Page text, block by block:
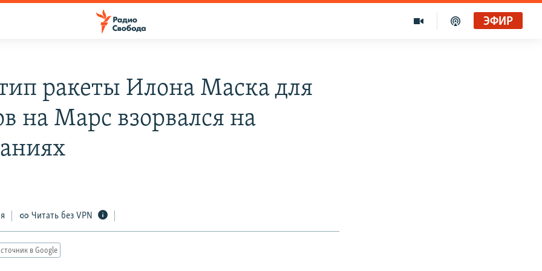
ЭФИР
ракеты Илона Маска для
на Марс взорвался на
Читать без VPN
в Google